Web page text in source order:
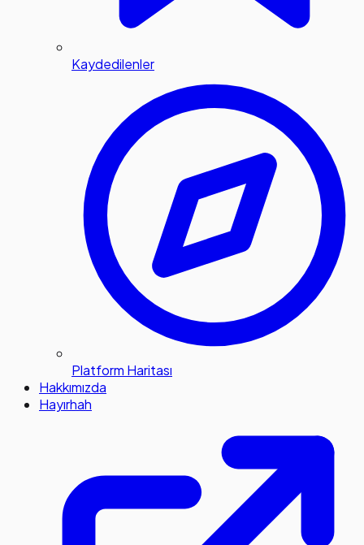
Kaydedilenler
Platform Haritası
Hakkımızda
Hayırhah